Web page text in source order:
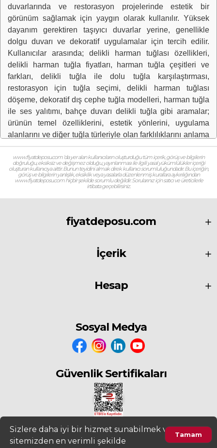
duvarlarında ve restorasyon projelerinde estetik bir
görünüm sağlamak için yaygın olarak kullanılır. Yüksek
dayanım gerektiren taşıyıcı duvarlar yerine, genellikle
dolgu duvarı ve dekoratif uygulamalar için tercih edilir.
Kullanıcılar arasında; delikli harman tuğlası özellikleri,
delikli harman tuğla fiyatları, harman tuğla çeşitleri ve
farkları, delikli tuğla ile dolu tuğla karşılaştırması,
restorasyon için tuğla seçimi, delikli harman tuğlası
döşeme, dekoratif dış cephe tuğla modelleri, harman tuğla
ile ses yalıtımı, bahçe duvarı delikli tuğla gibi aramalar;
ürünün temel özelliklerini, estetik yönlerini, uygulama
alanlarını ve diğer tuğla türleriyle olan farklılıklarını anlama
amacı gösterir ve yapı malzemesi karşılaştırma ve estetik
sorgulamaları olarak da isimlendirilir.
Malzeme Fiyatı
10.130.2212 - Rayiç Pozu Tanımı:
04.016/P02
10.130.2212 - Pozunun Kullanıldığı Analizler:
90 mm kalınlığında delikli harman tuğlası
(190 x 90 x 50 mm) ile duvar yapılması
www.fiyatdeposu.com ‘da yer alan kullanıcıların oluşturduğu tüm içerik, görüş ve bilgilerin
doğruluğu, eksiksiz ve değişmez olduğu, yayınlanması ile ilgili yasal yükümlülükler içeriği
oluşturan kullanıcıya aittir. Bunun teyidini almak direk kullanıcı sorumluluğundadır. Bu içeriğin,
görüş ve bilgilerin yanlışlık, eksiklik veya yasalarla düzenlenmiş kurallara aykırılığından
www.fiyatdeposu.com hiçbir şekilde sorumlu değildir. Sorularınız için satıcı ve üreticilerle
irtibata geçebilirsiniz.
fiyatdeposu.com
İçerik
Hesap
Sosyal Medya
Güvenlik Sertifikaları
Tamam
Sizlere daha iyi bir hizmet sunabilmek ve
sitemizden en verimli şekilde